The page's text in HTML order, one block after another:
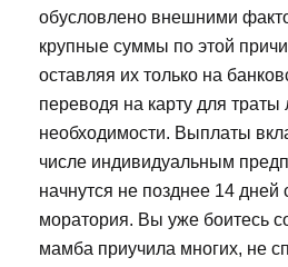
обусловлено внешними
крупные суммы по этой
оставляя их только на
переводя на карту для
необходимости. Выплаты
числе индивидуальным
начнутся не позднее 14 дней
моратория. Вы уже боитесь
мамба приучила многих, не